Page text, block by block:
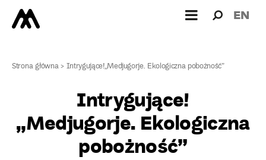
dla: EN
Strona główna>Intrygujące!„Medjugorje. Ekologiczna pobożność”
Intrygujące!
„Medjugorje. Ekologiczna
pobożność”